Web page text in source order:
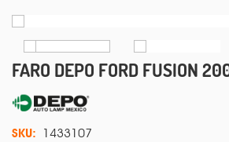
FARO DEPO FORD FUSION
SKU: 1433107